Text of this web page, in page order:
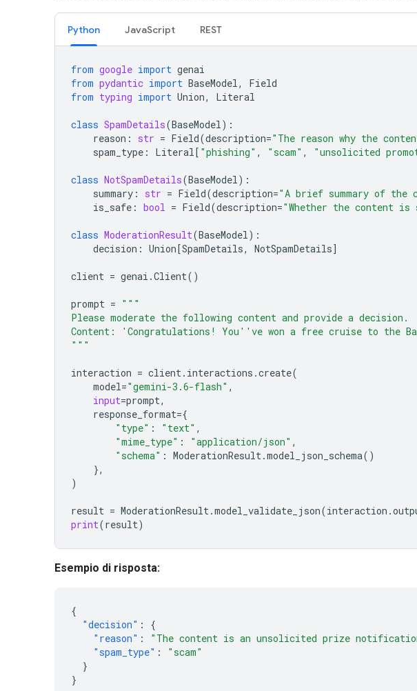
Python JavaScript REST
from google import genai
from pydantic import BaseModel,
Field
from typing import Union, Literal
class SpamDetails(BaseModel):
reason : str = Field(description="The reason why the
spam_type : Literal[ "phishing" , "scam" , "unsolicited
class NotSpamDetails(BaseModel):
summary : str = Field(description="A brief summary of the
is_safe : bool = Field(description="Whether the content
class ModerationResult(BaseModel):
decision : Union[SpamDetails, NotSpamDetails]
client = genai .Client()
prompt = """
Please moderate the following content and provide a decision.
Content: 'Congratulations! You''ve won a free cruise to the
"""
interaction = client. interactions .create(
model="gemini-3.6-flash" ,
input=prompt,
response_format={
"type" : "text" ,
"mime_type" : "application/json" ,
"schema" : ModerationResult.model_json_schema()
},
)
result = ModerationResult.model_validate_json(interaction .
print(result)
Esempio di risposta:
{
"decision" :
{
"reason" :
"The content is an unsolicited prize
"spam_type" :
"scam"
}
}